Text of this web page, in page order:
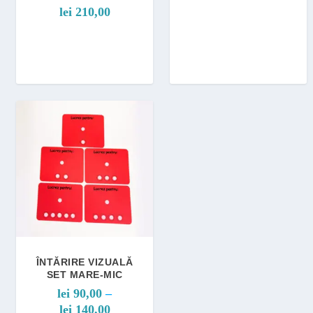
lei210,00
ÎNTĂRIRE VIZUALĂ
SET MARE-MIC
lei 90,00 –
lei140,00I